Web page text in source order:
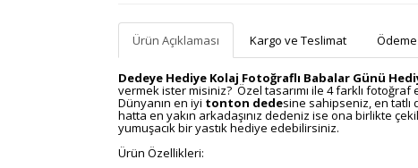
Ürün Açıklaması Kargo ve Teslimat
Dedeye Hediye Kolaj Fotoğraflı Babalar Günü
vermek ister misiniz? Özel tasarımı ile 4 farklı
Dünyanın en iyi tonton dedesine sahipseniz, en tatlı
hatta en yakın arkadaşınız dedeniz ise ona birlikte
yumuşacık bir yastık hediye edebilirsiniz.
Ürün Özellikleri: